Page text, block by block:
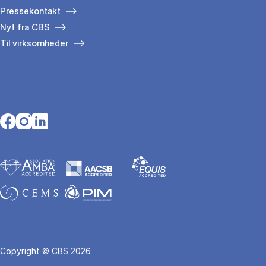
Pressekontakt
Nyt fra CBS
Til virksomheder
Opens in a new tab
Opens in a new tab
Opens in a new tab
Copyright © CBS 2026